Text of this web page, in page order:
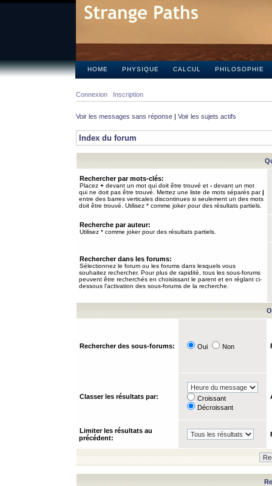
HOME PHYSIQUE CALCUL PHILOSOPHIE
Connexion Inscription
Voir les messages sans réponse | Voir les sujets actifs
Index du forum
Rechercher par mots-clés:
Placez + devant un mot qui doit être trouvé et - devant un mot
qui ne doit pas être trouvé. Mettez une liste de mots séparés par|
entre des barres verticales discontinues si seulement un des mots
doit être trouvé. Utilisez * comme joker pour des résultats partiels.
Recherche par auteur:
Utilisez * comme joker pour des résultats partiels.
Rechercher dans les forums:
Sélectionnez le forum ou les forums dans lesquels vous
souhaitez rechercher. Pour plus de rapidité, tous les sous-forums
peuvent être recherchés en choisissant le parent et en réglant ci-
dessous l’activation des sous-forums de la recherche.
Rechercher des sous-forums: Oui Non
Classer les résultats par:
Croissant
Décroissant
Limiter les résultats au
précédent: